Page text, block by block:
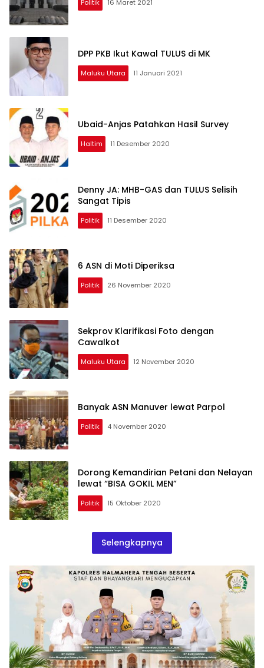
Politik 16 Maret 2021
DPP PKB Ikut Kawal TULUS di MK
Maluku Utara 11 Januari 2021
Ubaid-Anjas Patahkan Hasil Survey
Haltim 11 Desember 2020
Denny JA: MHB-GAS dan TULUS Selisih
Sangat Tipis
Politik 11 Desember 2020
6 ASN di Moti Diperiksa
Politik 26 November 2020
Sekprov Klarifikasi Foto dengan
Cawalkot
Maluku Utara 12 November 2020
Banyak ASN Manuver lewat Parpol
Politik 4 November 2020
Dorong Kemandirian Petani dan Nelayan
lewat “BISA GOKIL MEN”
Politik 15 Oktober 2020
Selengkapnya